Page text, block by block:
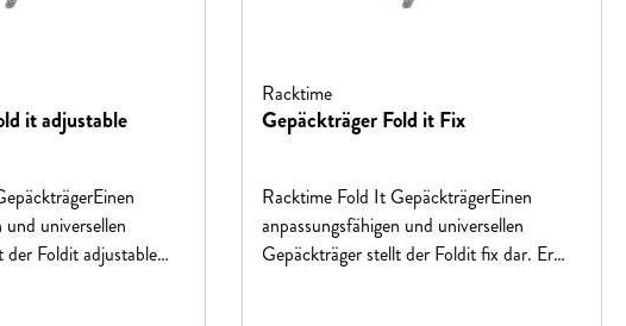
it adjustable
und universellen
der Foldit adjustable
Racktime
Gepäckträger Fold it Fix
Racktime Fold It GepäckträgerEinen
anpassungsfähigen und universellen
Gepäckträger stellt der Foldit fix dar. Er